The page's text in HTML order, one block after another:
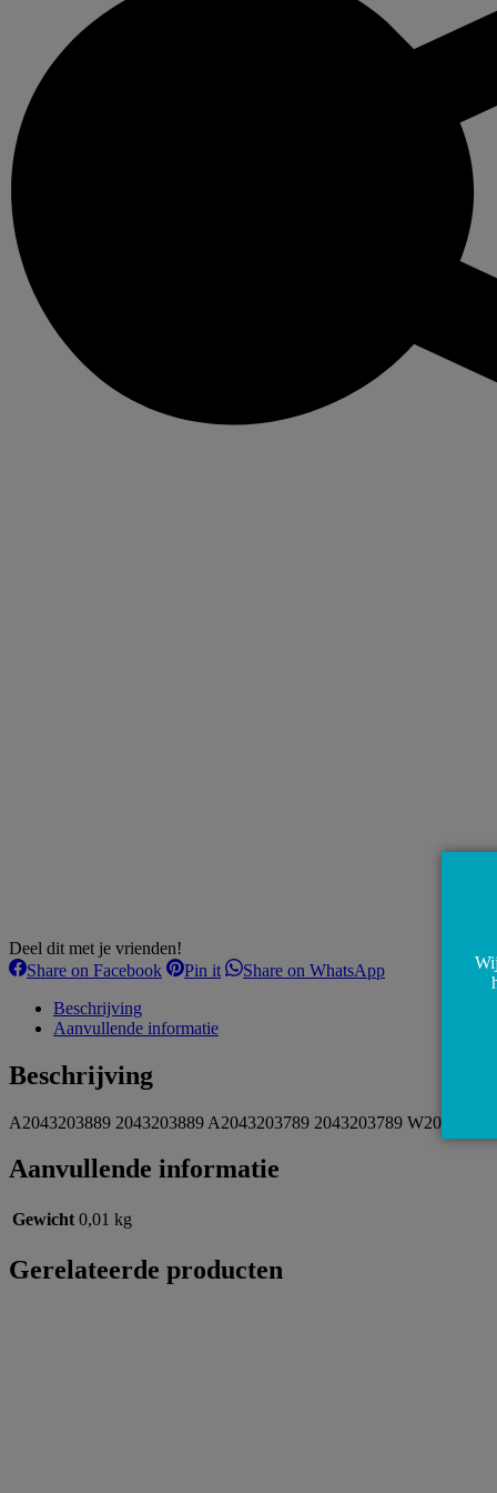
Deel dit met je vrienden!
Share on FacebookSharePin itShareShare on WhatsAppShare
Beschrijving
Aanvullende informatie
Beschrijving
A2043203889 2043203889 A2043203789 2043203789 W204
Aanvullende informatie
Gewicht 0,01 kg
Gerelateerde producten